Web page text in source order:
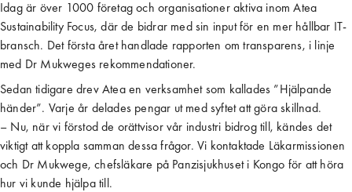
Idag är över 1000 företag och organisationer aktiva inom Atea
Sustainability Focus, där de bidrar med sin input för en mer hållbar IT-
bransch. Det första året handlade rapporten om transparens, i linje
med Dr Mukweges rekommendationer.
Sedan tidigare drev Atea en verksamhet som kallades ”Hjälpande
händer”. Varje år delades pengar ut med syftet att göra skillnad.
– Nu, när vi förstod de orättvisor vår industri bidrog till, kändes det
viktigt att koppla samman dessa frågor. Vi kontaktade Läkarmissionen
och Dr Mukwege, chefsläkare på Panzisjukhuset i Kongo för att höra
hur vi kunde hjälpa till.